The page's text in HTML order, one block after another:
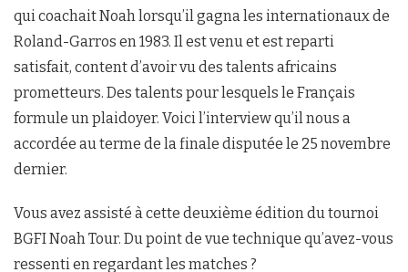
qui coachait Noah lorsqu’il gagna les internationaux de
Roland-Garros en 1983. Il est venu et est reparti
satisfait, content d’avoir vu des talents africains
prometteurs. Des talents pour lesquels le Français
formule un plaidoyer. Voici l’interview qu’il nous a
accordée au terme de la finale disputée le 25 novembre
dernier.
Vous avez assisté à cette deuxième édition du tournoi
BGFI Noah Tour. Du point de vue technique qu’avez-vous
ressenti en regardant les matches ?